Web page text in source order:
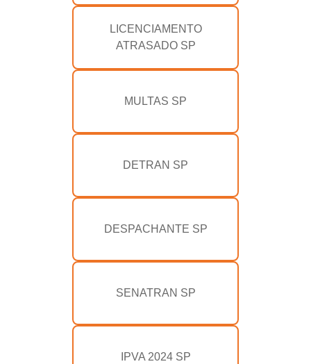
LICENCIAMENTO
ATRASADO SP
MULTAS SP
DETRAN SP
DESPACHANTE SP
SENATRAN SP
IPVA 2024 SP